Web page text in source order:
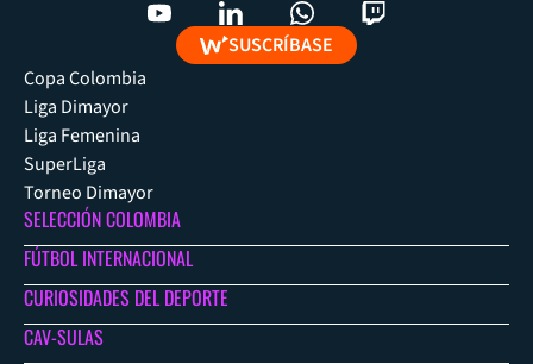
SUSCRÍBASE
Copa Colombia
Liga Dimayor
Liga Femenina
SuperLiga
Torneo Dimayor
SELECCIÓN COLOMBIA
FÚTBOL INTERNACIONAL
CURIOSIDADES DEL DEPORTE
CAV-SULAS